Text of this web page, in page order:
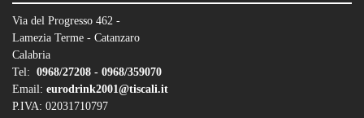
Via del Progresso 462 -
Lamezia Terme - Catanzaro
Calabria
Tel: 0968/27208 - 0968/359070
Email: eurodrink2001@tiscali.it
P.IVA: 02031710797